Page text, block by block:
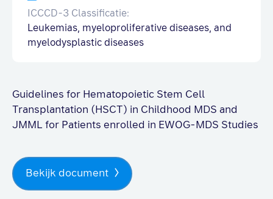
ICCCD-3 Classificatie:
Leukemias, myeloproliferative diseases, and
myelodysplastic diseases
Guidelines for Hematopoietic Stem Cell
Transplantation (HSCT) in Childhood MDS and
JMML for Patients enrolled in EWOG-MDS Studies
Bekijk document